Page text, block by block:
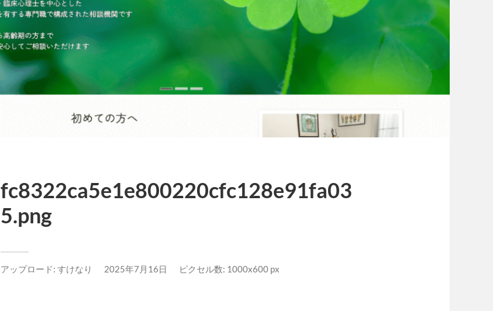
fc8322ca5e1e800220cfc128e91fa03
5.png
アップロード: すけなり 2025年7月16日 ピクセル数: 1000x600 px